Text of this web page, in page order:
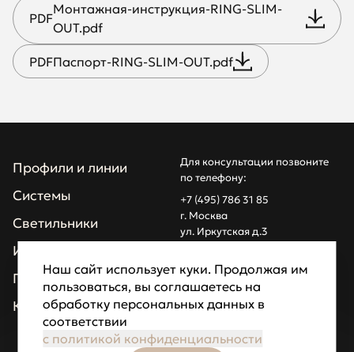
PDF
Монтажная-инструкция-RING-SLIM-
OUT.pdf
PDFПаспорт-RING-SLIM-OUT.pdf
Профили и линии
Системы
Светильники
Инсталляции
Проекты
Компания
Для консультации позвоните
по телефону:
+7 (495) 786 31 85
г. Москва
ул. Иркутская д.3
z1profiles@gmail.com
конфиденциальности
Наш сайт использует куки. Продолжая им
пользоваться, вы соглашаетесь на
обработку персональных данных в
соответствии
с политикой конфиденциальности